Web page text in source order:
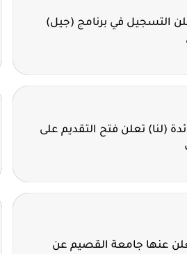
التسجيل في برنامج (جيل)
(لنا) تعلن فتح التقديم على
تعلن عنها جامعة القصيم عن